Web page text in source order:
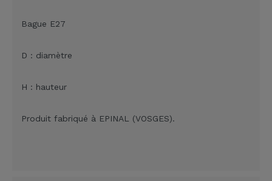
Bague E27
D : diamètre
H : hauteur
Produit fabriqué à EPINAL (VOSGES).